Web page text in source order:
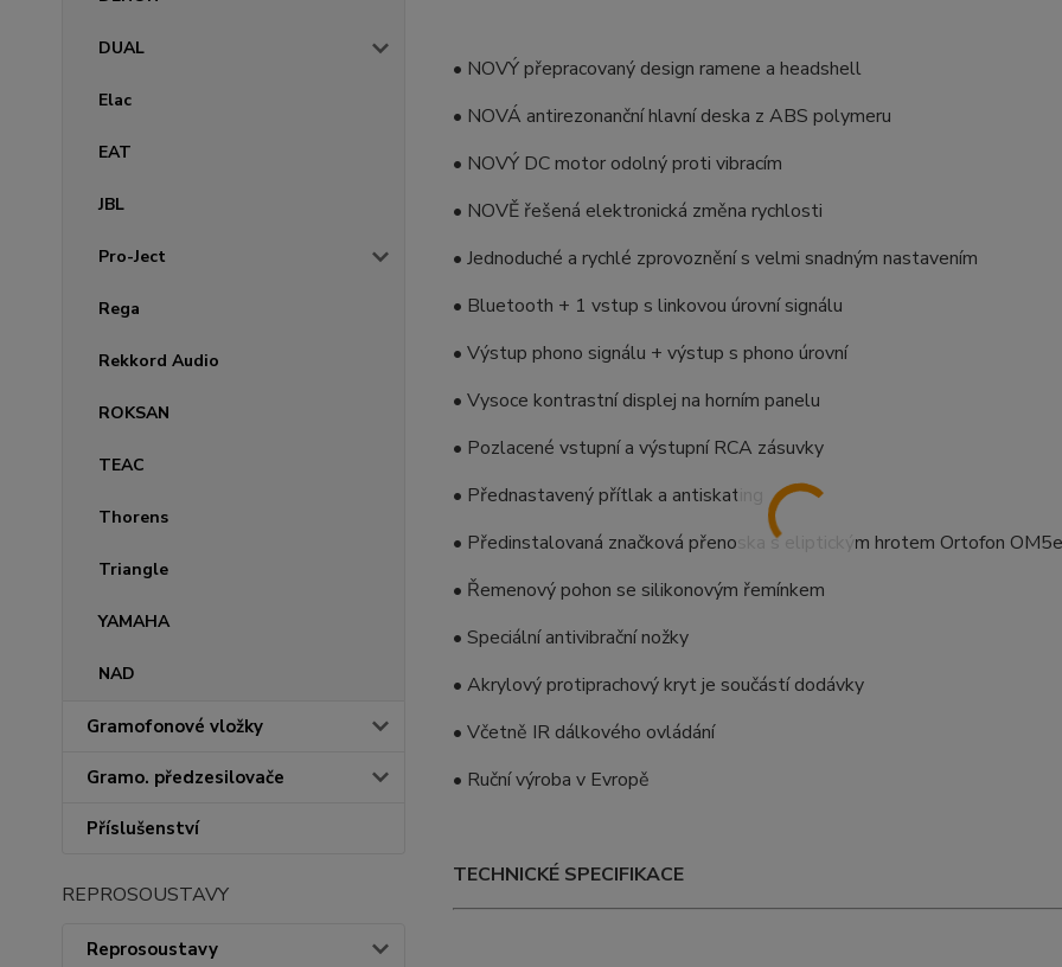
DUAL
Elac
EAT
JBL
Pro-Ject
Rega
Rekkord Audio
ROKSAN
TEAC
Thorens
Triangle
YAMAHA
NAD
Gramofonové vložky
Gramo. předzesilovače
Příslušenství
REPROSOUSTAVY
Reprosoustavy
• NOVÝ přepracovaný design ramene a headshell
• NOVÁ antirezonanční hlavní deska z ABS polymeru
• NOVÝ DC motor odolný proti vibracím
• NOVĚ řešená elektronická změna rychlosti
• Jednoduché a rychlé zprovoznění s velmi snadným nastavením
• Bluetooth + 1 vstup s linkovou úrovní signálu
• Výstup phono signálu + výstup s phono úrovní
• Vysoce kontrastní displej na horním panelu
• Pozlacené vstupní a výstupní RCA zásuvky
• Přednastavený přítlak a antiskating
• Předinstalovaná značková přenoska s eliptickým hrotem Ortofon OM5e
• Řemenový pohon se silikonovým řemínkem
• Speciální antivibrační nožky
• Akrylový protiprachový kryt je součástí dodávky
• Včetně IR dálkového ovládání
• Ruční výroba v Evropě
TECHNICKÉ SPECIFIKACE